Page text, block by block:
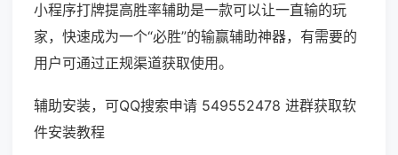
小程序打牌提高胜率辅助是一款可以让一直输的玩
家，快速成为一个“必胜”的输赢辅助神器，有需要的
用户可通过正规渠道获取使用。
辅助安装，可QQ搜索申请 549552478 进群获取软
件安装教程